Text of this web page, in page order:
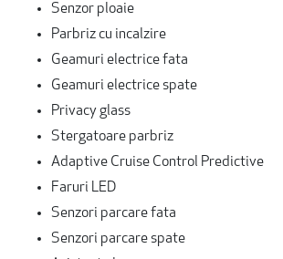
Senzor ploaie
Parbriz cu incalzire
Geamuri electrice fata
Geamuri electrice spate
Privacy glass
Stergatoare parbriz
Adaptive Cruise Control Predictive
Faruri LED
Senzori parcare fata
Senzori parcare spate